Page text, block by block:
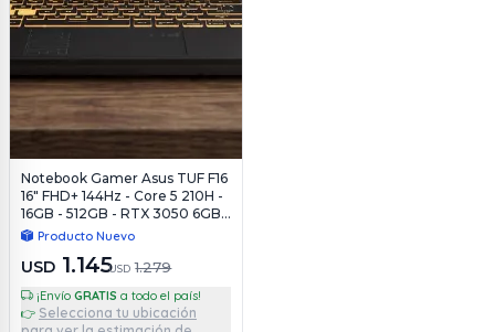
Notebook Gamer Asus TUF F16
16" FHD+ 144Hz - Core 5 210H -
16GB - 512GB - RTX 3050 6GB -
Win11Producto Nuevo
USD 1.145USD 1.279
¡Envío GRATIS
a todo el país!
👉 Selecciona tu ubicación